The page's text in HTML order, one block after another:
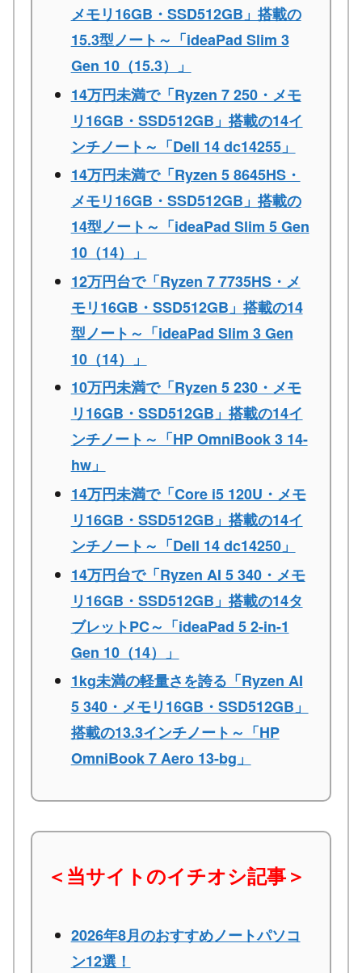
メモリ16GB・SSD512GB」搭載の
15.3型ノート～「ideaPad Slim 3
Gen 10（15.3）」
14万円未満で「Ryzen 7 250・メモ
リ16GB・SSD512GB」搭載の14イ
ンチノート～「Dell 14 dc14255」
14万円未満で「Ryzen 5 8645HS・
メモリ16GB・SSD512GB」搭載の
14型ノート～「ideaPad Slim 5 Gen
10（14）」
12万円台で「Ryzen 7 7735HS・メ
モリ16GB・SSD512GB」搭載の14
型ノート～「ideaPad Slim 3 Gen
10（14）」
10万円未満で「Ryzen 5 230・メモ
リ16GB・SSD512GB」搭載の14イ
ンチノート～「HP OmniBook 3 14-
hw」
14万円未満で「Core i5 120U・メモ
リ16GB・SSD512GB」搭載の14イ
ンチノート～「Dell 14 dc14250」
14万円台で「Ryzen AI 5 340・メモ
リ16GB・SSD512GB」搭載の14タ
ブレットPC～「ideaPad 5 2-in-1
Gen 10（14）」
1kg未満の軽量さを誇る「Ryzen AI
5 340・メモリ16GB・SSD512GB」
搭載の13.3インチノート～「HP
OmniBook 7 Aero 13-bg」
＜当サイトのイチオシ記事＞
2026年8月のおすすめノートパソコ
ン12選！